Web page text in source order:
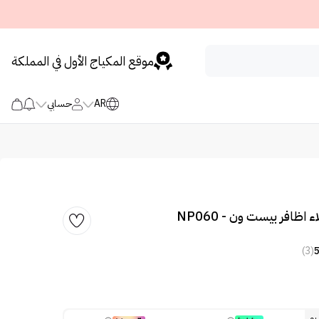
موقع المكياج الأول في المملكة
AR حسابي
5
(3)